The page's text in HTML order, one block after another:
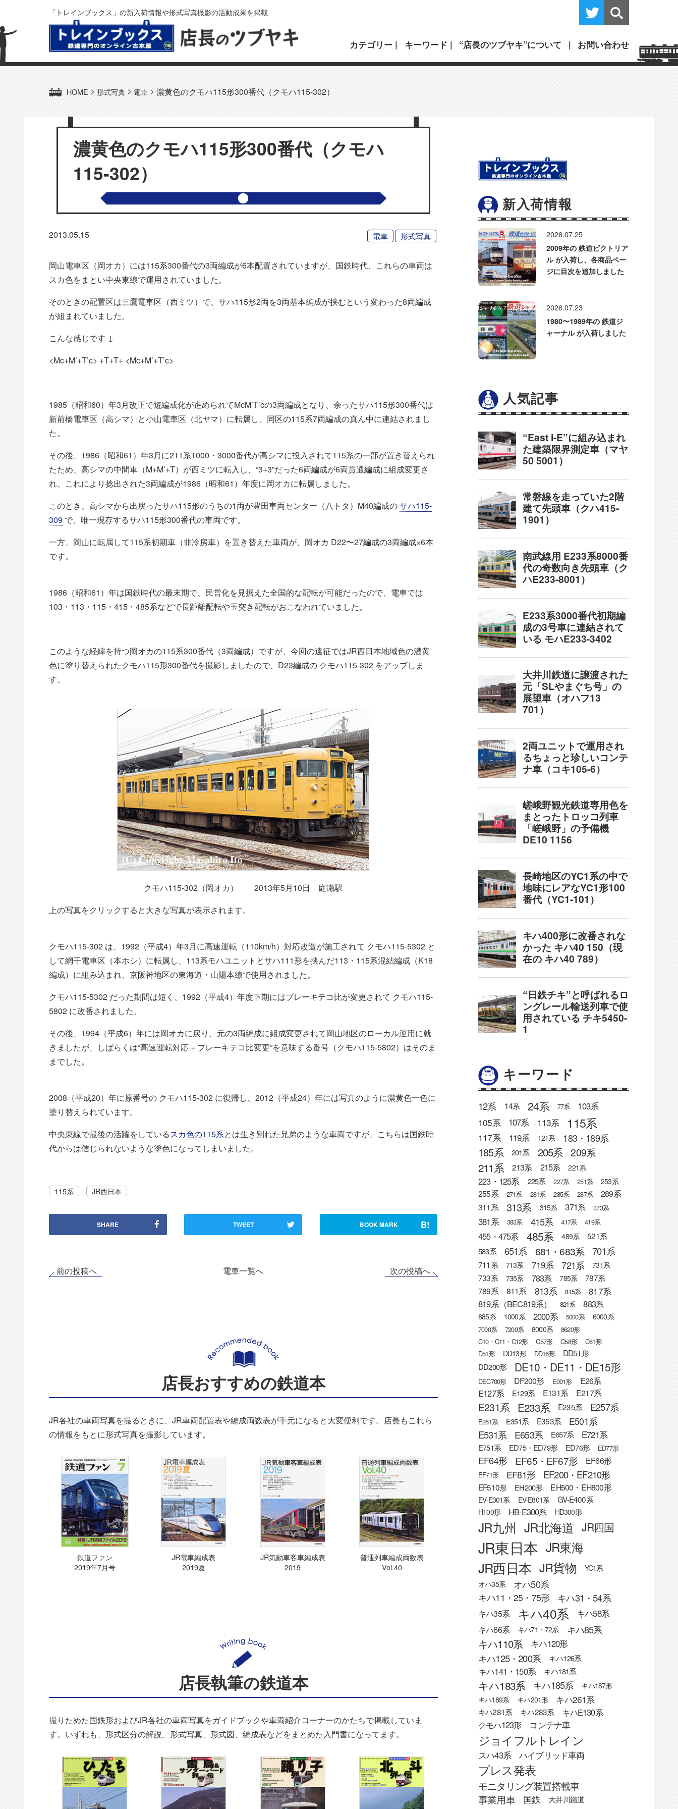
「トレインブックス」の新入荷情報や形式写真撮影の活動成果を掲載
カテゴリー キーワード “店長のツブヤキ”について お問い合わせ
HOME > 形式写真 > 電車 > 濃黄色のクモハ115形300番代（クモハ115-302）
濃黄色のクモハ115形300番代（クモハ
115-302）
2013.05.15 電車 形式写真
岡山電車区（岡オカ）には115系300番代の3両編成が6本配置されていますが、国鉄時代、これらの車両は
スカ色をまとい中央東線で運用されていました。
そのときの配置区は三鷹電車区（西ミツ）で、サハ115形2両を3両基本編成が挟むという変わった8両編成
が組まれていました。
こんな感じです ↓
<Mc+M’+T’c> +T+T+ <Mc+M’+T’c>
1985（昭和60）年3月改正で短編成化が進められてMcM’T’cの3両編成となり、余ったサハ115形300番代は
新前橋電車区（高シマ）と小山電車区（北ヤマ）に転属し、同区の115系7両編成の真ん中に連結されまし
た。
その後、1986（昭和61）年3月に211系1000・3000番代が高シマに投入されて115系の一部が置き替えられ
たため、高シマの中間車（M+M’+T）が西ミツに転入し、“3+3”だった6両編成が6両貫通編成に組成変更さ
れ、これにより捻出された3両編成が1986（昭和61）年度に岡オカに転属しました。
このとき、高シマから出戻ったサハ115形のうちの1両が豊田車両センター（八トタ）M40編成のサハ115-
309 で、唯一現存するサハ115形300番代の車両です。
一方、岡山に転属して115系初期車（非冷房車）を置き替えた車両が、岡オカ D22〜27編成の3両編成×6本
です。
1986（昭和61）年は国鉄時代の最末期で、民営化を見据えた全国的な配転が可能だったので、電車では
103・113・115・415・485系などで長距離配転や玉突き配転がおこなわれていました。
このような経緯を持つ岡オカの115系300番代（3両編成）ですが、今回の遠征ではJR西日本地域色の濃黄
色に塗り替えられたクモハ115形300番代を撮影しましたので、D23編成の クモハ115-302 をアップしま
す。
クモハ115-302（岡オカ） 2013年5月10日 庭瀬駅
上の写真をクリックすると大きな写真が表示されます。
クモハ115-302 は、1992（平成4）年3月に高速運転（110km/h）対応改造が施工されて クモハ115-5302 と
して網干電車区（本ホシ）に転属し、113系モハユニットとサハ111形を挟んだ113・115系混結編成（K18
編成）に組み込まれ、京阪神地区の東海道・山陽本線で使用されました。
クモハ115-5302 だった期間は短く、1992（平成4）年度下期にはブレーキテコ比が変更されて クモハ115-
5802 に改番されました。
その後、1994（平成6）年には岡オカに戻り、元の3両編成に組成変更されて岡山地区のローカル運用に就
きましたが、しばらくは“高速運転対応 + ブレーキテコ比変更”を意味する番号（クモハ115-5802）はそのま
までした。
2008（平成20）年に原番号の クモハ115-302 に復帰し、2012（平成24）年には写真のように濃黄色一色に
塗り替えられています。
中央東線で最後の活躍をしているスカ色の115系とは生き別れた兄弟のような車両ですが、こちらは国鉄時
代からは信じられないような塗色になってしまいました。
115系 JR西日本
SHARE TWEET BOOK MARK B!
前の投稿へ 電車一覧へ 次の投稿へ
店長おすすめの鉄道本
JR各社の車両写真を撮るときに、JR車両配置表や編成両数表が手元になると大変便利です。店長もこれら
の情報をもとに形式写真を撮影しています。
鉄道ファン
2019年7月号
JR電車編成表
2019夏
JR気動車客車編成表
2019
普通列車編成両数表
Vol.40
店長執筆の鉄道本
撮りためた国鉄形およびJR各社の車両写真をガイドブックや車両紹介コーナーのかたちで掲載していま
す。いずれも、形式区分の解説、形式写真、形式図、編成表などをまとめた入門書になってます。
新入荷情報
2026.07.25
2009年の 鉄道ピクトリア
ル が入荷し、各商品ペー
ジに目次を追加しました
2026.07.23
1980〜1989年の 鉄道ジ
ャーナル が入荷しました
人気記事
キーワード
12系 14系 24系 77系 103系
105系 107系 113系 115系
117系 119系 121系 183・189系
185系 201系 205系 209系
211系 213系 215系 221系
223・125系 225系 227系 251系 253系
255系 271系 281系 285系 287系
289系
311系
313系 315系 371系 373系
381系 383系 415系 417系 419系
455・475系 485系 489系 521系
583系 651系 681・683系 701系
711系 713系 719系 721系 731系
733系 735系 783系 785系 787系
789系 811系 813系 815系 817系
819系（BEC819系） 821系 883系
885系 1000系 2000系 5000系 6000系
7000系 7200系 8000系
8620形
C10・C11・C12形
C57形 C58形
C61形
D51形
DD13形 DD16形 DD51形
DD200形 DE10・DE11・DE15形
DEC700形 DF200形 E001形 E26系
E127系 E129系 E131系 E217系
E231系 E233系 E235系 E257系
E261系 E351系 E353系 E501系
E531系 E653系 E657系 E721系
E751系 ED75・ED79形 ED76形 ED77形
EF64形 EF65・EF67形 EF66形
EF71形 EF81形 EF200・EF210形
EF510形 EH200形 EH500・EH800形
EV-E301系 EV-E801系 GV-E400系
H100形 HB-E300系 HD300形
JR九州 JR北海道 JR四国
JR東日本 JR東海
JR西日本 JR貨物
YC1系
オハ35系
オハ50系
キハ11・25・75形 キハ31・54系
キハ35系 キハ40系
キハ58系
キハ66系
キハ71・72系 キハ85系
キハ110系 キハ120形
キハ125・200系 キハ126系
キハ141・150系 キハ181系
キハ183系 キハ185系
キハ187形
キハ189系
キハ201形 キハ261系
キハ281系 キハ283系
キハE130系
クモハ123形
コンテナ車
ジョイフルトレイン
スハ43系 ハイブリッド車両
プレス発表
モニタリング装置搭載車
事業用車 国鉄 大井川鐵道